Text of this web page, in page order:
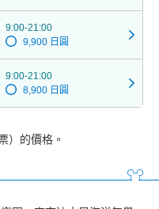
9:00-21:00
9,900 日圓
9:00-21:00
8,900 日圓
）的價格。